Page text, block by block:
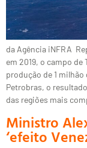
da Agência iNFRA
em 2019, o campo
produção de 1
Petrobras, o
das regiões mais
Ministro
‘efeito